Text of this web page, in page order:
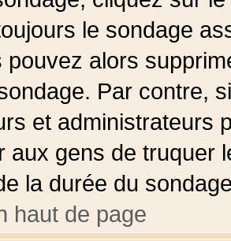
le sondage
pouvez alors
Par contre,
et administrateurs
aux gens de truquer
la durée du
haut de page